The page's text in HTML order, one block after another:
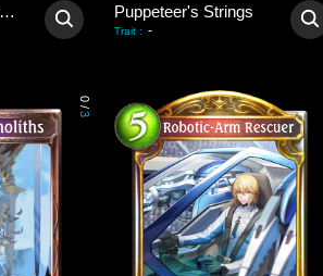
Sparksting Archaeologist Puppeteer's Strings
Trait : -
0
/
3